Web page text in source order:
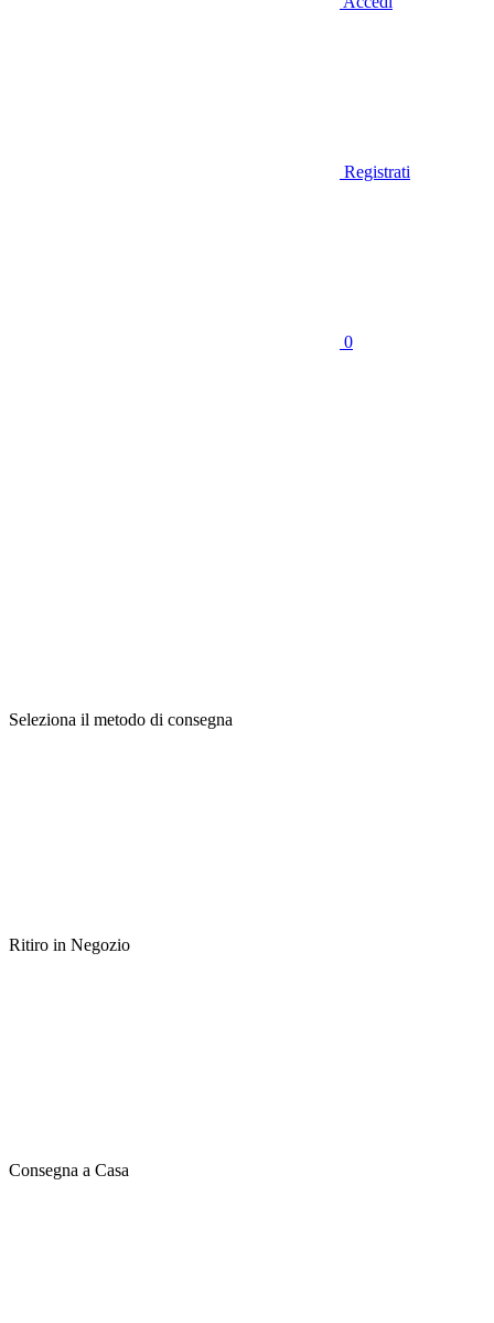
Registrati
0
Seleziona il metodo di consegna
Ritiro in Negozio
Consegna a Casa